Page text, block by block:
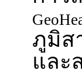
ภูมิส
และ